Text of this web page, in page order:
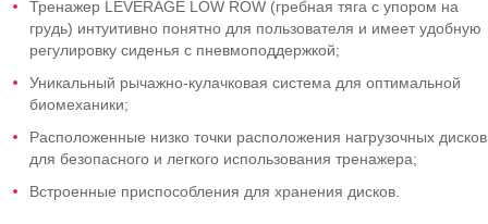
Тренажер LEVERAGE LOW ROW (гребная тяга с упором на
грудь) интуитивно понятно для пользователя и имеет удобную
регулировку сиденья с пневмоподдержкой;
Уникальный рычажно-кулачковая система для оптимальной
биомеханики;
Расположенные низко точки расположения нагрузочных дисков
для безопасного и легкого использования тренажера;
Встроенные приспособления для хранения дисков.